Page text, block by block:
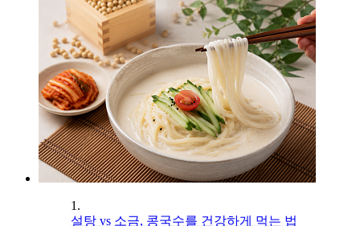
1.
설탕 vs 소금, 콩국수를 건강하게 먹는 법